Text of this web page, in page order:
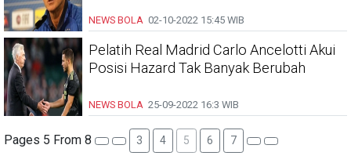
NEWS BOLA 02-10-2022 15:45 WIB
Pelatih Real Madrid Carlo Ancelotti Akui
Posisi Hazard Tak Banyak Berubah
NEWS BOLA 25-09-2022 16:3 WIB
Pages 5 From 8 3 4 5 6 7